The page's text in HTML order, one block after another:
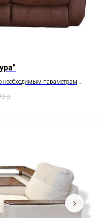
необходимым параметрам
р.